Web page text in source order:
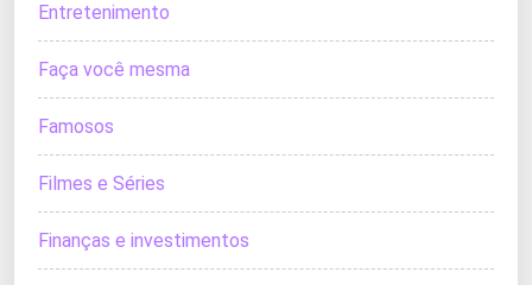
Entretenimento
Faça você mesma
Famosos
Filmes e Séries
Finanças e investimentos